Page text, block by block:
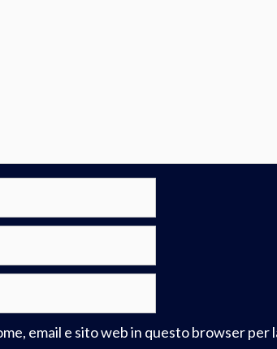
email e sito web in questo browser